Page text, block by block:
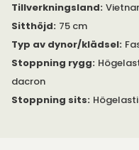
Tillverkningsland:
Sitthöjd: 75 cm
Typ av dynor/klädsel:
Stoppning rygg:
dacron
Stoppning sits: